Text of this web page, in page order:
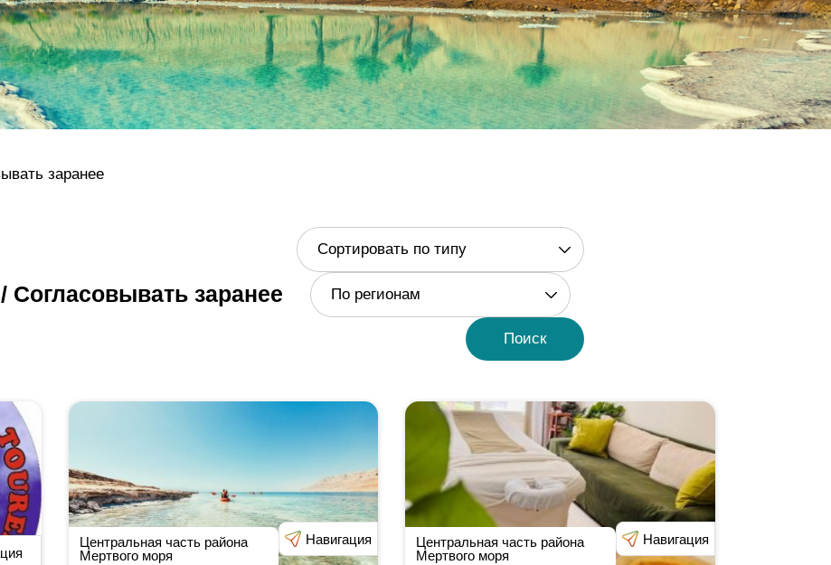
заранее
Согласовывать заранее
Сортировать по типу
По регионам
Поиск
Центральная часть района
Мертвого моря
Навигация
Центральная часть района
Мертвого моря
Навигация